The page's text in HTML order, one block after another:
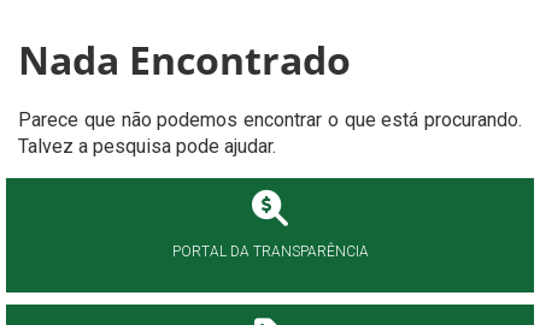
Nada Encontrado
Parece que não podemos encontrar o que está procurando.
Talvez a pesquisa pode ajudar.
PORTAL DA TRANSPARÊNCIA